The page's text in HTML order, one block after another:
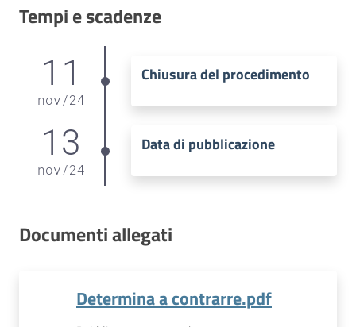
Tempi e scadenze
11
nov/24
Chiusura del procedimento
13
nov/24
Data di pubblicazione
Documenti allegati
Determina a contrarre.pdf